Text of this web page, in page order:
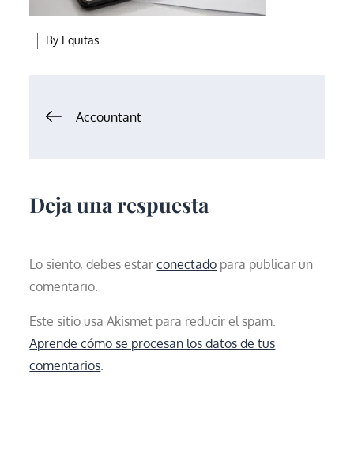
By Equitas
Navegación
entradas
Accountant
Deja una respuesta
Lo siento, debes estarconectado para publicar un
comentario.
Este sitio usa Akismet para reducir el spam.
Aprende cómo se procesan los datos de tus
comentarios.